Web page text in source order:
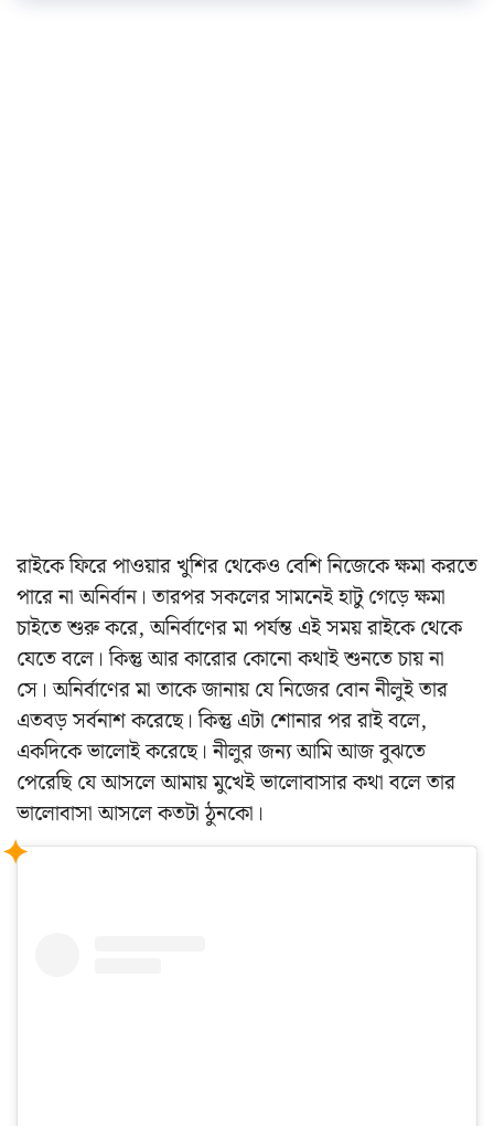
রাইকে ফিরে পাওয়ার খুশির থেকেও বেশি নিজেকে ক্ষমা করতে
পারে না অনির্বান। তারপর সকলের সামনেই হাটু গেড়ে ক্ষমা
চাইতে শুরু করে, অনির্বাণের মা পর্যন্ত এই সময় রাইকে থেকে
যেতে বলে। কিন্তু আর কারোর কোনো কথাই শুনতে চায় না
সে। অনির্বাণের মা তাকে জানায় যে নিজের বোন নীলুই তার
এতবড় সর্বনাশ করেছে। কিন্তু এটা শোনার পর রাই বলে,
একদিকে ভালোই করেছে। নীলুর জন্য আমি আজ বুঝতে
পেরেছি যে আসলে আমায় মুখেই ভালোবাসার কথা বলে তার
ভালোবাসা আসলে কতটা ঠুনকো।